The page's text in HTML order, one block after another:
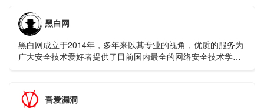
黑白网
黑白网成立于2014年，多年来以其专业的视角，优质的服务为
广大安全技术爱好者提供了目前国内最全的网络安全技术学习
吾爱漏洞